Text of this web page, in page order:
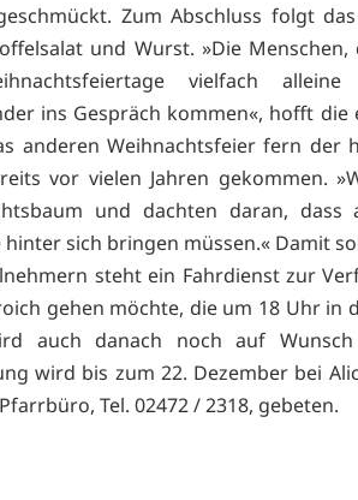
Zum Abschluss folgt
und Wurst. »Die
vielfach
ins Gespräch kommen«, hofft die
anderen Weihnachtsfeier fern der
vor vielen Jahren gekommen.
und dachten daran,
hinter sich bringen müssen.« Damit
steht ein Fahrdienst zur
gehen möchte, die um 18 Uhr in
auch danach noch auf
wird bis zum 22. Dezember bei
Tel. 02472 / 2318, gebeten.